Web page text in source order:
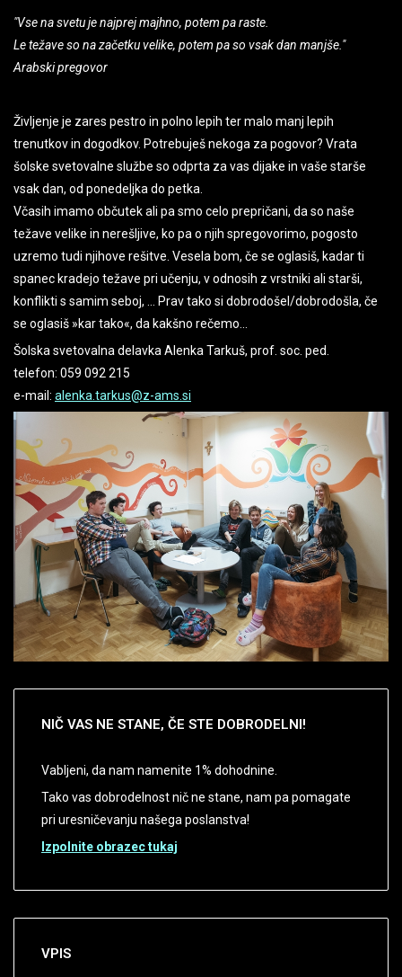
"Vse na svetu je najprej majhno, potem pa raste.
Le težave so na začetku velike, potem pa so vsak dan manjše."
Arabski pregovor
Življenje je zares pestro in polno lepih ter malo manj lepih
trenutkov in dogodkov. Potrebuješ nekoga za pogovor? Vrata
šolske svetovalne službe so odprta za vas dijake in vaše starše
vsak dan, od ponedeljka do petka.
Včasih imamo občutek ali pa smo celo prepričani, da so naše
težave velike in nerešljive, ko pa o njih spregovorimo, pogosto
uzremo tudi njihove rešitve. Vesela bom, če se oglasiš, kadar ti
spanec kradejo težave pri učenju, v odnosih z vrstniki ali starši,
konflikti s samim seboj, ... Prav tako si dobrodošel/dobrodošla, če
se oglasiš »kar tako«, da kakšno rečemo...
Šolska svetovalna delavka Alenka Tarkuš, prof. soc. ped.
telefon: 059 092 215
e-mail: alenka.tarkus@z-ams.si
NIČ VAS NE STANE, ČE STE DOBRODELNI!
Vabljeni, da nam namenite 1% dohodnine.
Tako vas dobrodelnost nič ne stane, nam pa pomagate
pri uresničevanju našega poslanstva!
Izpolnite obrazec tukaj
VPIS